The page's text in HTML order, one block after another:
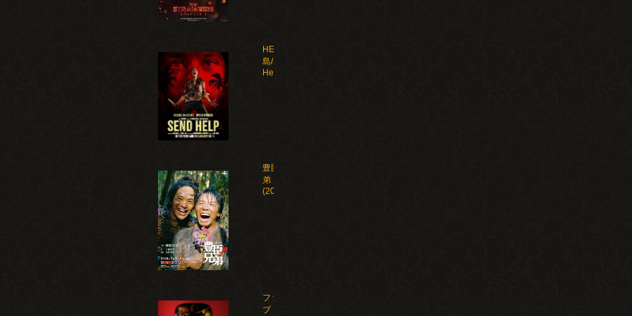
HELP 復讐
島/Send
Help(2026)
豊臣兄
弟！
(2026)
ファイ
ブ・ナ